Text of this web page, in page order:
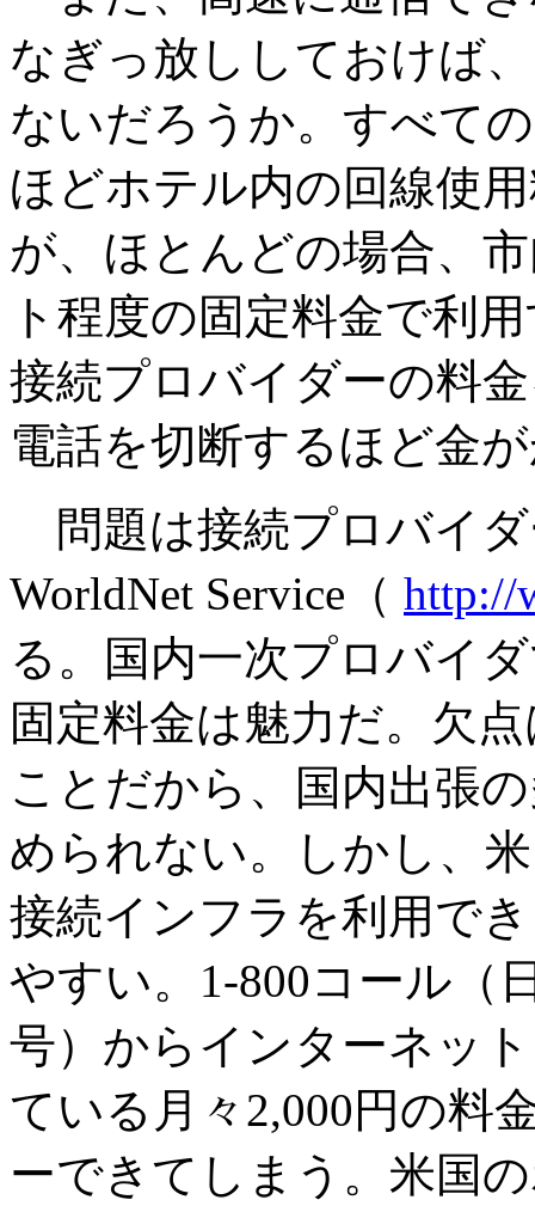
なぎっ放ししておけば
ないだろうか。すべて
ほどホテル内の回線使
が、ほとんどの場合、
ト程度の固定料金で利
接続プロバイダーの料
電話を切断するほど金
問題は接続プロバイ
WorldNet Service（ http://
る。国内一次プロバイ
固定料金は魅力だ。欠
ことだから、国内出張
められない。しかし、
接続インフラを利用で
やすい。1-800コール（
号）からインターネッ
ている月々2,000円の料
ーできてしまう。米国